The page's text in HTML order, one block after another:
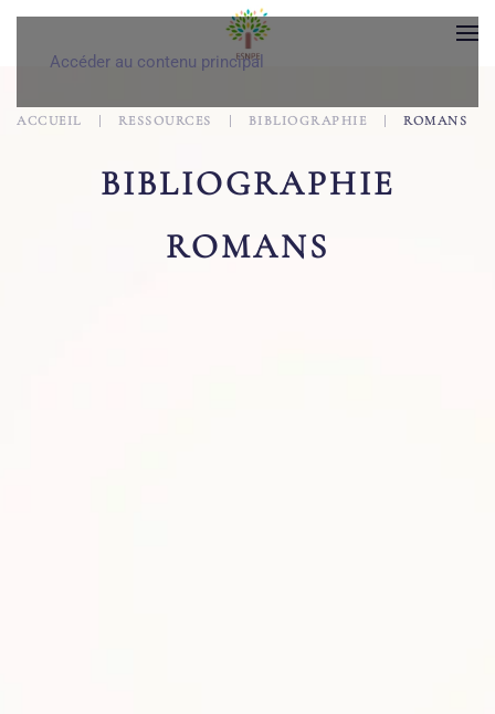
Accéder au contenu principal
ACCUEIL RESSOURCES BIBLIOGRAPHIE ROMANS
BIBLIOGRAPHIE
ROMANS